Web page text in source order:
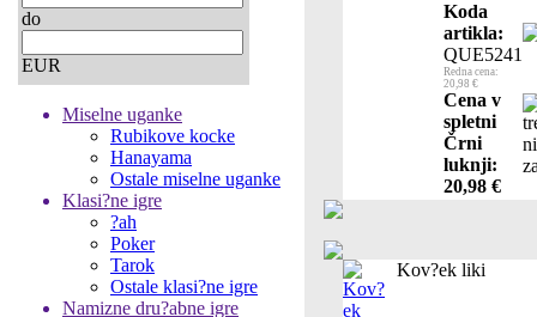
do
EUR
Miselne uganke
Rubikove kocke
Hanayama
Ostale miselne uganke
Klasi?ne igre
?ah
Poker
Tarok
Ostale klasi?ne igre
Namizne dru?abne igre
Koda
artikla:
QUE5241
Redna cena:
20,98 €
Cena v
spletni
Črni
luknji:
20,98 €
Kov?ek liki